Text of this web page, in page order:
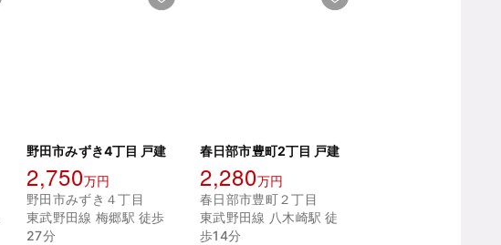
野田市みずき4丁目 戸建
2,750万円
野田市みずき４丁目
東武野田線 梅郷駅 徒歩
27分
春日部市豊町2丁目 戸建
2,280万円
春日部市豊町２丁目
東武野田線 八木崎駅 徒
歩14分